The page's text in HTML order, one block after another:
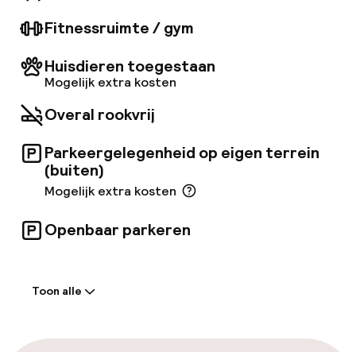
design met antiek en kunst tot modern design
en modieus behang. Het openbaar vervoer van
Stockholm biedt gemakkelijke toegang tot het
hotel vanaf het Centraal Station en de Arlanda
Express.
Fitnessruimte / gym
Huisdieren toegestaan
Mogelijk extra kosten
Overal rookvrij
Parkeergelegenheid op eigen terrein
(buiten)
Mogelijk extra kosten
Openbaar parkeren
Meertalige medewerkers
Toon alle